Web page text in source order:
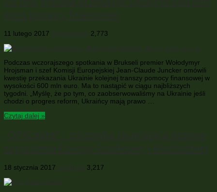
11 lutego 2017 2,773
Podczas wczorajszego spotkania w Brukseli premier Wołodymyr
Hrojsman i szef Komisji Europejskiej Jean-Claude Juncker omówili
kwestię przekazania Ukrainie kolejnej transzy pomocy finansowej w
wysokości 600 mln euro. Ma to nastąpić w ciągu najbliższych
tygodni. „Myślę, że po tym, co zaobserwowaliśmy na Ukrainie jeśli
chodzi o progres reform, Ukraińcy mają prawo …
Czytaj dalej »
18 stycznia 2017 3,217